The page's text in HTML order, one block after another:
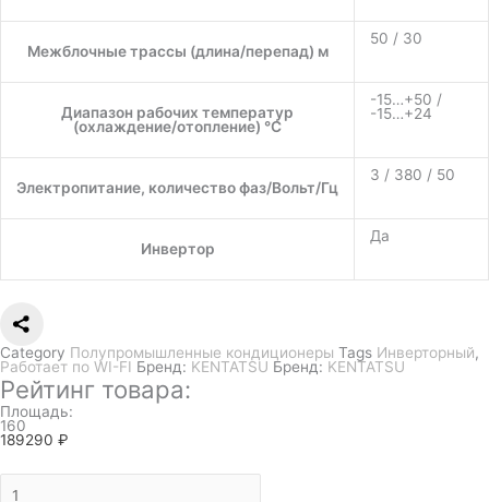
Межблочные трассы (длина/перепад) м
50 / 30
Диапазон рабочих температур
(охлаждение/отопление) °C
-15…+50 /
-15…+24
Электропитание, количество фаз/Вольт/Гц
3 / 380 / 50
Инвертор
Да
Category Полупромышленные кондиционеры Tags Инверторный,
Работает по WI-FI Бренд: KENTATSU Бренд: KENTATSU
Рейтинг товара:
Площадь:
160
189290 ₽